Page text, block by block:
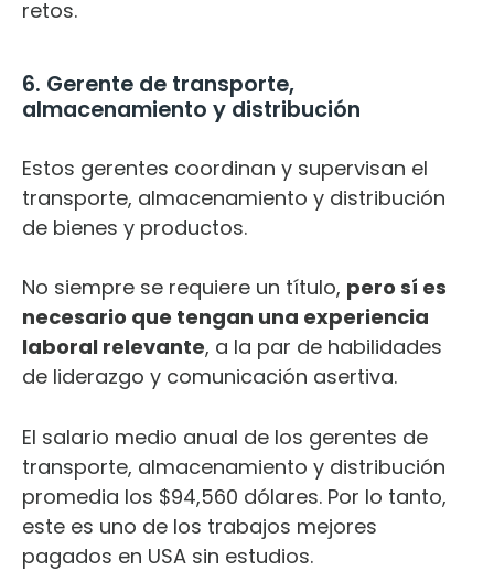
retos.
6. Gerente de transporte,
almacenamiento y distribución
Estos gerentes coordinan y supervisan el
transporte, almacenamiento y distribución
de bienes y productos.
No siempre se requiere un título, pero sí es
necesario que tengan una experiencia
laboral relevante, a la par de habilidades
de liderazgo y comunicación asertiva.
El salario medio anual de los gerentes de
transporte, almacenamiento y distribución
promedia los $94,560 dólares. Por lo tanto,
este es uno de los trabajos mejores
pagados en USA sin estudios.